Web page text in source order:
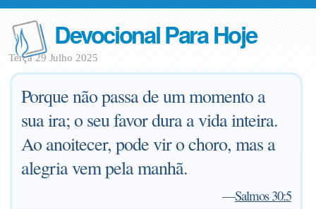
Devocional Para Hoje
Terça 29 Julho 2025
Porque não passa de um momento a
sua ira; o seu favor dura a vida inteira.
Ao anoitecer, pode vir o choro, mas a
alegria vem pela manhã.
—Salmos 30:5